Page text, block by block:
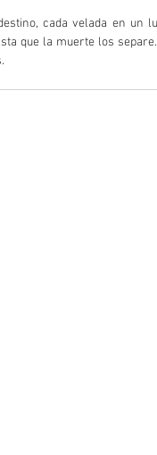
cada velada en un
que la muerte los